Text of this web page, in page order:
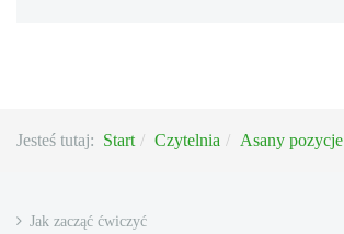
Jesteś tutaj: Start Czytelnia Asany pozycje
Jak zacząć ćwiczyć